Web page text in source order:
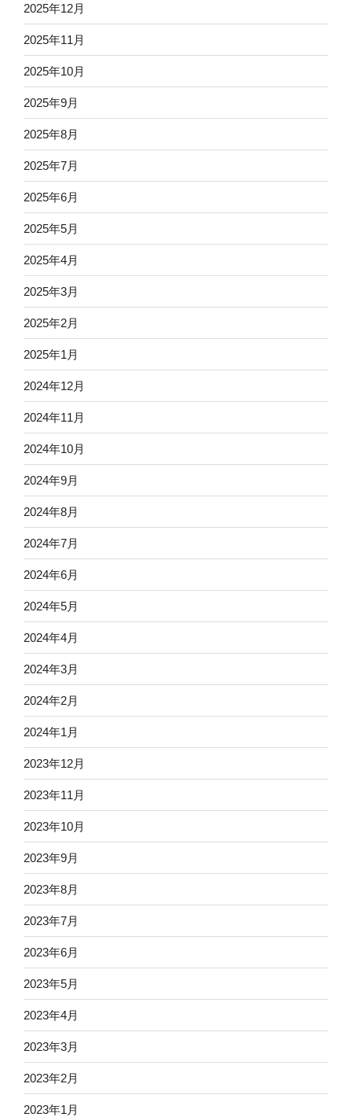
2025年12月
2025年11月
2025年10月
2025年9月
2025年8月
2025年7月
2025年6月
2025年5月
2025年4月
2025年3月
2025年2月
2025年1月
2024年12月
2024年11月
2024年10月
2024年9月
2024年8月
2024年7月
2024年6月
2024年5月
2024年4月
2024年3月
2024年2月
2024年1月
2023年12月
2023年11月
2023年10月
2023年9月
2023年8月
2023年7月
2023年6月
2023年5月
2023年4月
2023年3月
2023年2月
2023年1月